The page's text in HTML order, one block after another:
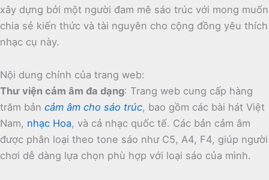
xây dựng bởi một người đam mê sáo trúc với mong muốn
chia sẻ kiến thức và tài nguyên cho cộng đồng yêu thích
nhạc cụ này.
Nội dung chính của trang web:
Thư viện cảm âm đa dạng: Trang web cung cấp hàng
trăm bản cảm âm cho sáo trúc, bao gồm các bài hát Việt
Nam, nhạc Hoa, và cả nhạc quốc tế. Các bản cảm âm
được phân loại theo tone sáo như C5, A4, F4, giúp người
chơi dễ dàng lựa chọn phù hợp với loại sáo của mình.